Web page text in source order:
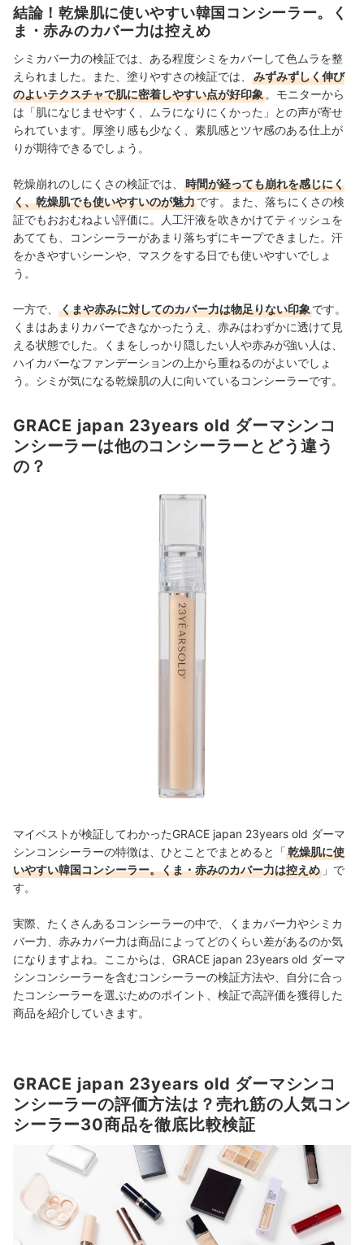
1500点以上のコスメを比較検証。開発現場で培った知識
をもとに、成分や処方の背景をふまえながら、専門的な
内容もユーザーにわかりやすく伝えることを大切にしな
がらコンテンツを制作している。
西海友梨恵（Yurie Nishiumi）のプロフィール
結論！乾燥肌に使いやすい韓国コンシーラー。く
ま・赤みのカバー力は控えめ
シミカバー力の検証では、ある程度シミをカバーして色ムラを整
えられました。また、塗りやすさの検証では、
みずみずしく伸び
のよいテクスチャで肌に密着しやすい点が好印象 。モニターから
は「肌になじませやすく、ムラになりにくかった」との声が寄せ
られています。厚塗り感も少なく、素肌感とツヤ感のある仕上が
りが期待できるでしょう。
乾燥崩れのしにくさの検証では、
時間が経っても崩れを感じにく
く、乾燥肌でも使いやすいのが魅力です。また、落ちにくさの検
証でもおおむねよい評価に。人工汗液を吹きかけてティッシュを
あてても、コンシーラーがあまり落ちずにキープできました。汗
をかきやすいシーンや、マスクをする日でも使いやすいでしょ
う。
一方で、 くまや赤みに対してのカバー力は物足りない印象です。
くまはあまりカバーできなかったうえ、赤みはわずかに透けて見
える状態でした。くまをしっかり隠したい人や赤みが強い人は、
ハイカバーなファンデーションの上から重ねるのがよいでしょ
う。シミが気になる乾燥肌の人に向いているコンシーラーです。
GRACE japan 23years old ダーマシンコ
ンシーラーは他のコンシーラーとどう違う
の？
マイベストが検証してわかったGRACE japan 23years old ダーマ
シンコンシーラーの特徴は、ひとことでまとめると「乾燥肌に使
いやすい韓国コンシーラー。くま・赤みのカバー力は控えめ 」で
す。
実際、たくさんあるコンシーラーの中で、くまカバー力やシミカ
バー力、赤みカバー力は商品によってどのくらい差があるのか気
になりますよね。ここからは、GRACE japan 23years old ダーマ
シンコンシーラーを含むコンシーラーの検証方法や、自分に合っ
たコンシーラーを選ぶためのポイント、検証で高評価を獲得した
商品を紹介していきます。
GRACE japan 23years old ダーマシンコ
ンシーラーの評価方法は？売れ筋の人気コン
シーラー30商品を徹底比較検証